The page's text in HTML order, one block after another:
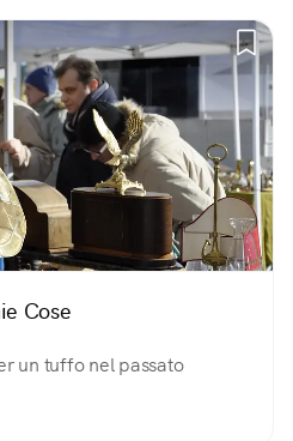
Cose
un tuffo nel passato